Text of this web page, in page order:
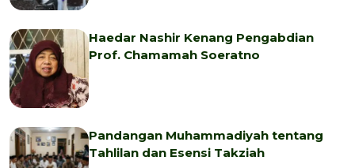
Haedar Nashir Kenang Pengabdian
Prof. Chamamah Soeratno
Pandangan Muhammadiyah tentang
Tahlilan dan Esensi Takziah